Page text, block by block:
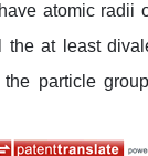
atomic radii
at least
particle